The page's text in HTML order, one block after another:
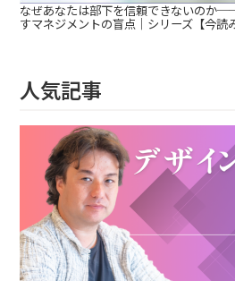
なぜあなたは部下を信頼できないのか
すマネジメントの盲点｜シリーズ【今読
人気記事